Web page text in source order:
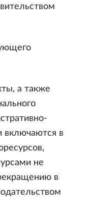
а также
включаются в
не
в